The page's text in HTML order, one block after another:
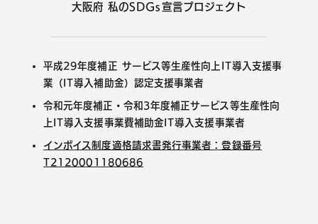
大阪府 私のSDGs宣言プロジェクト
平成29年度補正 サービス等生産性向上IT導入支援事
業（IT導入補助金）認定支援事業者
令和元年度補正・令和3年度補正サービス等生産性向
上IT導入支援事業費補助金IT導入支援事業者
インボイス制度適格請求書発行事業者：登録番号
T2120001180686